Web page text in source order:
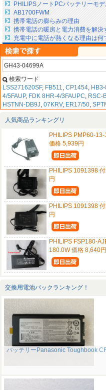
PHILIPSノートPCバッテリーモ
AB1700FWM
携帯電話の膨らみの理由
携帯電話の暖房と電力消費を解決
充電中に電話が熱くなる理由は何
検索ワード
LSS271620SF, FB511, CP1454,
4/5FAUP, FDK 8HR-4/3FAUPC, RSC-
HSTNN-DB9J, 07KRV, ER17/50,
人気商品ランキングリ
PHILIPS PMP60-
価格 5,939円
PHILIPS 1091398
円
PHILIPS 1091398
円
PHILIPS FSP180-
180.0W 価格 8,640円
交換用電池パックランキング！
バッテリーPanasonic Toughbook